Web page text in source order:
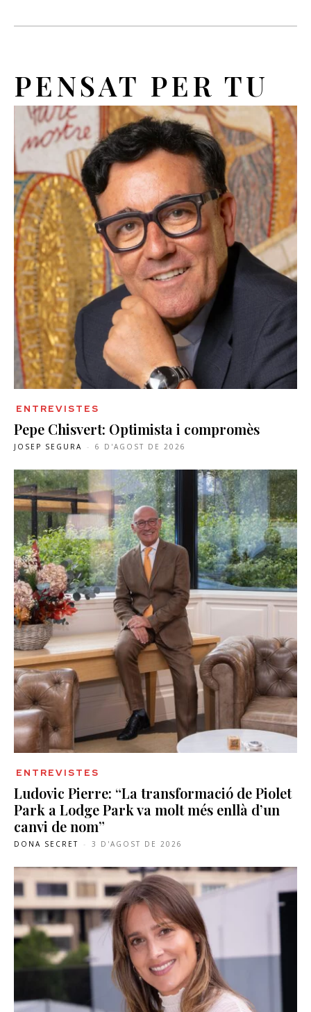
PENSAT PER TU
ENTREVISTES
Pepe Chisvert: Optimista i compromès
JOSEP SEGURA - 6 D'AGOST DE 2026
ENTREVISTES
Ludovic Pierre: “La transformació de Piolet
Park a Lodge Park va molt més enllà d’un
canvi de nom”
DONA SECRET - 3 D'AGOST DE 2026